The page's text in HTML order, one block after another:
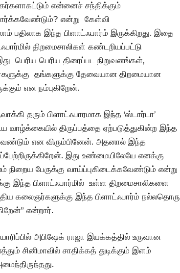
என்னைச் சந்திக்கும்
என்று கேள்வி
பதிலாக இந்த பிளாட்ஃபார்ம் இருக்கிறது. இதை
திறமைசாலிகள் கண்டறியப்பட்டு
பெரிய பெரிய திரைப்பட நிறுவனங்கள்,
தங்களுக்கு தேவையான திறமையான
என நம்புகிறேன்.
தரும் பிளாட்ஃபாரமாக இந்த ‘ஸ்டார்டா’
வாழ்க்கையில் திருப்பத்தை ஏற்படுத்துகின்ற இந்த
என விரும்பினேன். அதனால் இந்த
இது உண்மையிலேயே எனக்கு
நிறைய பேருக்கு வாய்ப்புகிடைக்கவேண்டும் என்று
இந்த பிளாட்ஃபார்மில் உள்ள திறமைசாலிகளை
கலைஞர்களுக்கு இந்த பிளாட்ஃபார்ம் நல்லதொரு
என்றார்.
அபிஷேக் ராஜா இயக்கத்தில் உருவான
சினிமாவில் சாதிக்கத் துடிக்கும் இளம்